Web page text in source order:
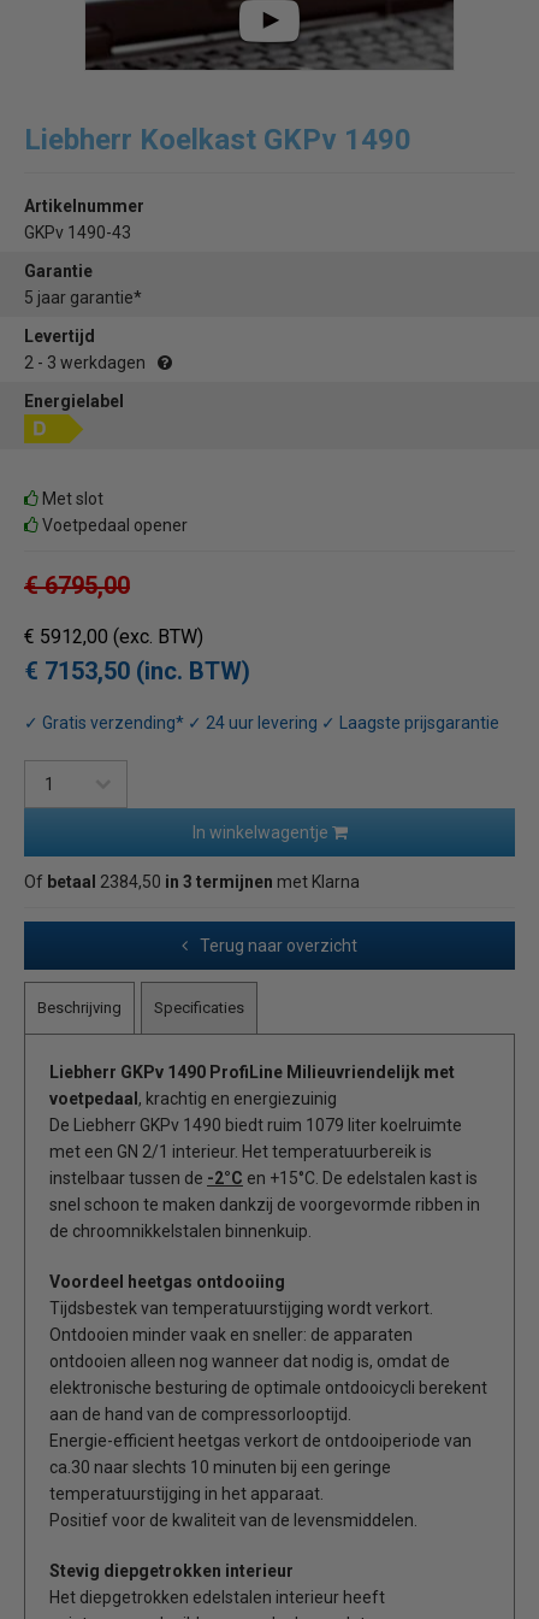
Liebherr Koelkast GKPv 1490
Artikelnummer
GKPv 1490-43
Garantie
5 jaar garantie*
Levertijd
2 - 3 werkdagen
Energielabel
Met slot
Voetpedaal opener
€ 6795,00
€ 5912,00 (exc. BTW)
€ 7153,50 (inc. BTW)
✓ Gratis verzending* ✓ 24 uur levering ✓ Laagste prijsgarantie
In winkelwagentje
Of betaal 2384,50 in 3 termijnen met Klarna
Terug naar overzicht
Beschrijving Specificaties
Liebherr GKPv 1490 ProfiLine Milieuvriendelijk met
voetpedaal , krachtig en energiezuinig
De Liebherr GKPv 1490 biedt ruim 1079 liter koelruimte
met een GN 2/1 interieur. Het temperatuurbereik is
instelbaar tussen de -2°C en +15°C. De edelstalen kast is
snel schoon te maken dankzij de voorgevormde ribben in
de chroomnikkelstalen binnenkuip.
Voordeel heetgas ontdooiing
Tijdsbestek van temperatuurstijging wordt verkort.
Ontdooien minder vaak en sneller: de apparaten
ontdooien alleen nog wanneer dat nodig is, omdat de
elektronische besturing de optimale ontdooicycli berekent
aan de hand van de compressorlooptijd.
Energie-efficient heetgas verkort de ontdooiperiode van
ca.30 naar slechts 10 minuten bij een geringe
temperatuurstijging in het apparaat.
Positief voor de kwaliteit van de levensmiddelen.
Stevig diepgetrokken interieur
Het diepgetrokken edelstalen interieur heeft